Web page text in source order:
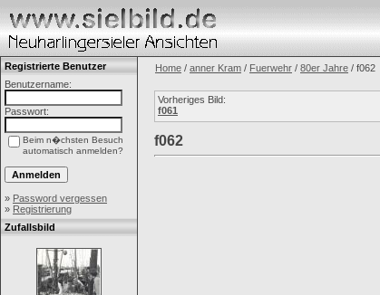
Registrierte Benutzer
Benutzername:
Passwort:
Beim n�chsten Besuch
automatisch anmelden?
» Password vergessen
» Registrierung
Zufallsbild
Home / anner Kram / Fuerwehr / 80er Jahre / f062
Vorheriges Bild:
f061
f062